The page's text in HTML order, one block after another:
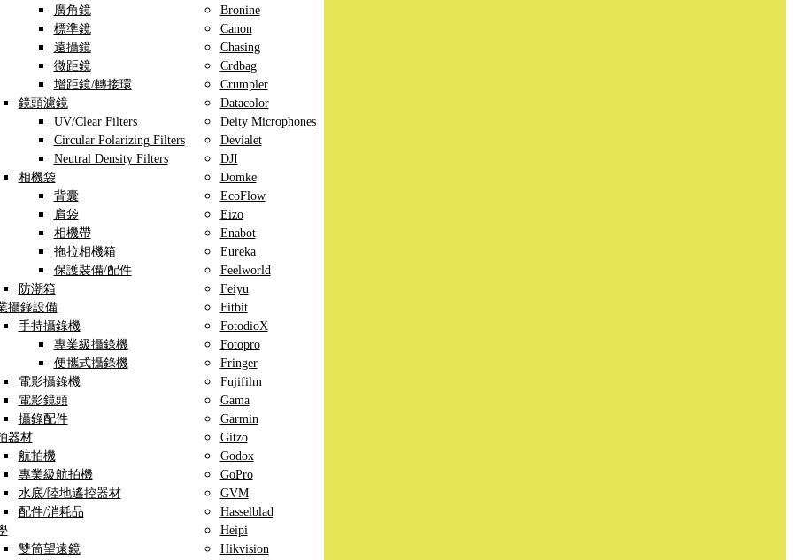
廣角鏡
標準鏡
遠攝鏡
微距鏡
增距鏡/轉接環
鏡頭濾鏡
UV/Clear Filters
Circular Polarizing Filters
Neutral Density Filters
相機袋
背囊
肩袋
相機帶
拖拉相機箱
保護裝備/配件
防潮箱
攝錄設備
手持攝錄機
專業級攝錄機
便攜式攝錄機
電影攝錄機
電影鏡頭
攝錄配件
器材
航拍機
專業級航拍機
水底/陸地遙控器材
配件/消耗品
雙筒望遠鏡
Bronine
Canon
Chasing
Crdbag
Crumpler
Datacolor
Deity Microphones
Devialet
DJI
Domke
EcoFlow
Eizo
Enabot
Eureka
Feelworld
Feiyu
Fitbit
FotodioX
Fotopro
Fringer
Fujifilm
Gama
Garmin
Gitzo
Godox
GoPro
GVM
Hasselblad
Heipi
Hikvision